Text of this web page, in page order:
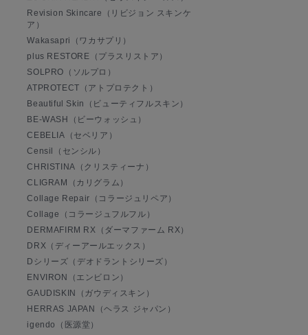
Revision Skincare（リビジョン スキンケ
ア）
Wakasapri（ワカサプリ）
plus RESTORE（プラスリストア）
SOLPRO（ソルプロ）
ATPROTECT（アトプロテクト）
Beautiful Skin（ビューティフルスキン）
BE-WASH（ビーウォッシュ）
CEBELIA（セベリア）
Censil（センシル）
CHRISTINA（クリスティーナ）
CLIGRAM（カリグラム）
Collage Repair（コラージュリペア）
Collage（コラージュフルフル）
DERMAFIRM RX（ダーマファーム RX）
DRX（ディーアールエックス）
Dシリーズ（デオドラントシリーズ）
ENVIRON（エンビロン）
GAUDISKIN（ガウディスキン）
HERRAS JAPAN（ヘラス ジャパン）
igendo（医源堂）